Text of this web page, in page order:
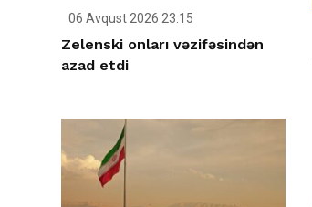
06 Avqust 2026 23:15
Zelenski onları vəzifəsindən
azad etdi